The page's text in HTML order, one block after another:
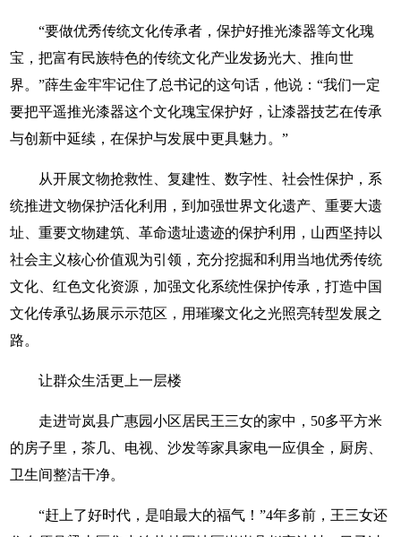
“要做优秀传统文化传承者，保护好推光漆器等文化瑰
宝，把富有民族特色的传统文化产业发扬光大、推向世
界。”薛生金牢牢记住了总书记的这句话，他说：“我们一定
要把平遥推光漆器这个文化瑰宝保护好，让漆器技艺在传承
与创新中延续，在保护与发展中更具魅力。”
从开展文物抢救性、复建性、数字性、社会性保护，系
统推进文物保护活化利用，到加强世界文化遗产、重要大遗
址、重要文物建筑、革命遗址遗迹的保护利用，山西坚持以
社会主义核心价值观为引领，充分挖掘和利用当地优秀传统
文化、红色文化资源，加强文化系统性保护传承，打造中国
文化传承弘扬展示示范区，用璀璨文化之光照亮转型发展之
路。
让群众生活更上一层楼
走进岢岚县广惠园小区居民王三女的家中，50多平方米
的房子里，茶几、电视、沙发等家具家电一应俱全，厨房、
卫生间整洁干净。
“赶上了好时代，是咱最大的福气！”4年多前，王三女还